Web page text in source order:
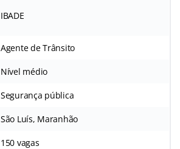
IBADE
Agente de Trânsito
Nível médio
Segurança pública
São Luís, Maranhão
150 vagas